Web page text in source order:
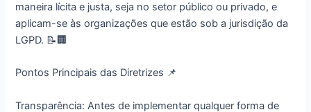
maneira lícita e justa, seja no setor público ou privado, e
aplicam-se às organizações que estão sob a jurisdição da
LGPD. 📝🏢
Pontos Principais das Diretrizes 📌
Transparência: Antes de implementar qualquer forma de